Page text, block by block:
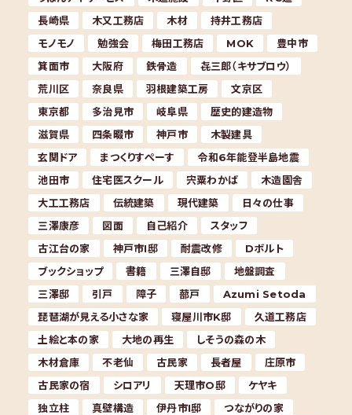
長崎県
木又工務店 木材
持井工務店
モノモノ
勉強会 梅田工務店 MOK
豊中市
箕面市
大阪府 鉄骨造
㐂三郎（キサブロウ）
荒川区
奈良県 羽根建築工房
文京区
東京都
多治見市 岐阜県
歴史的建造物
滋賀県
四条畷市 神戸市
木製建具
玄関ドア
まつくりすぺーす
令和6年能登半島地震
池田市
住宅医スクール 宍粟わかば
木造園舎
大工工務店
伝統建築 現代建築
日々の仕事
三澤康彦
図面 自己紹介
スタッフ
古江台の家
神戸市I邸 耐震改修
Dボルト
ブックショップ
書籍 三澤自邸
地盤調査
三澤邸
引戸 障子 蔀戸
Azumi Setoda
琵琶湖が見える小さな家
寝屋川市K邸
久道工務店
土絵と本の家
大地の再生
しそうの森の木
木材倉庫
不老仙 古民家 長者屋
庄原市
古民家の宿
シロアリ 天理市O邸
ケヤキ
独立柱
真壁構造 伊丹市I邸
つながりの家